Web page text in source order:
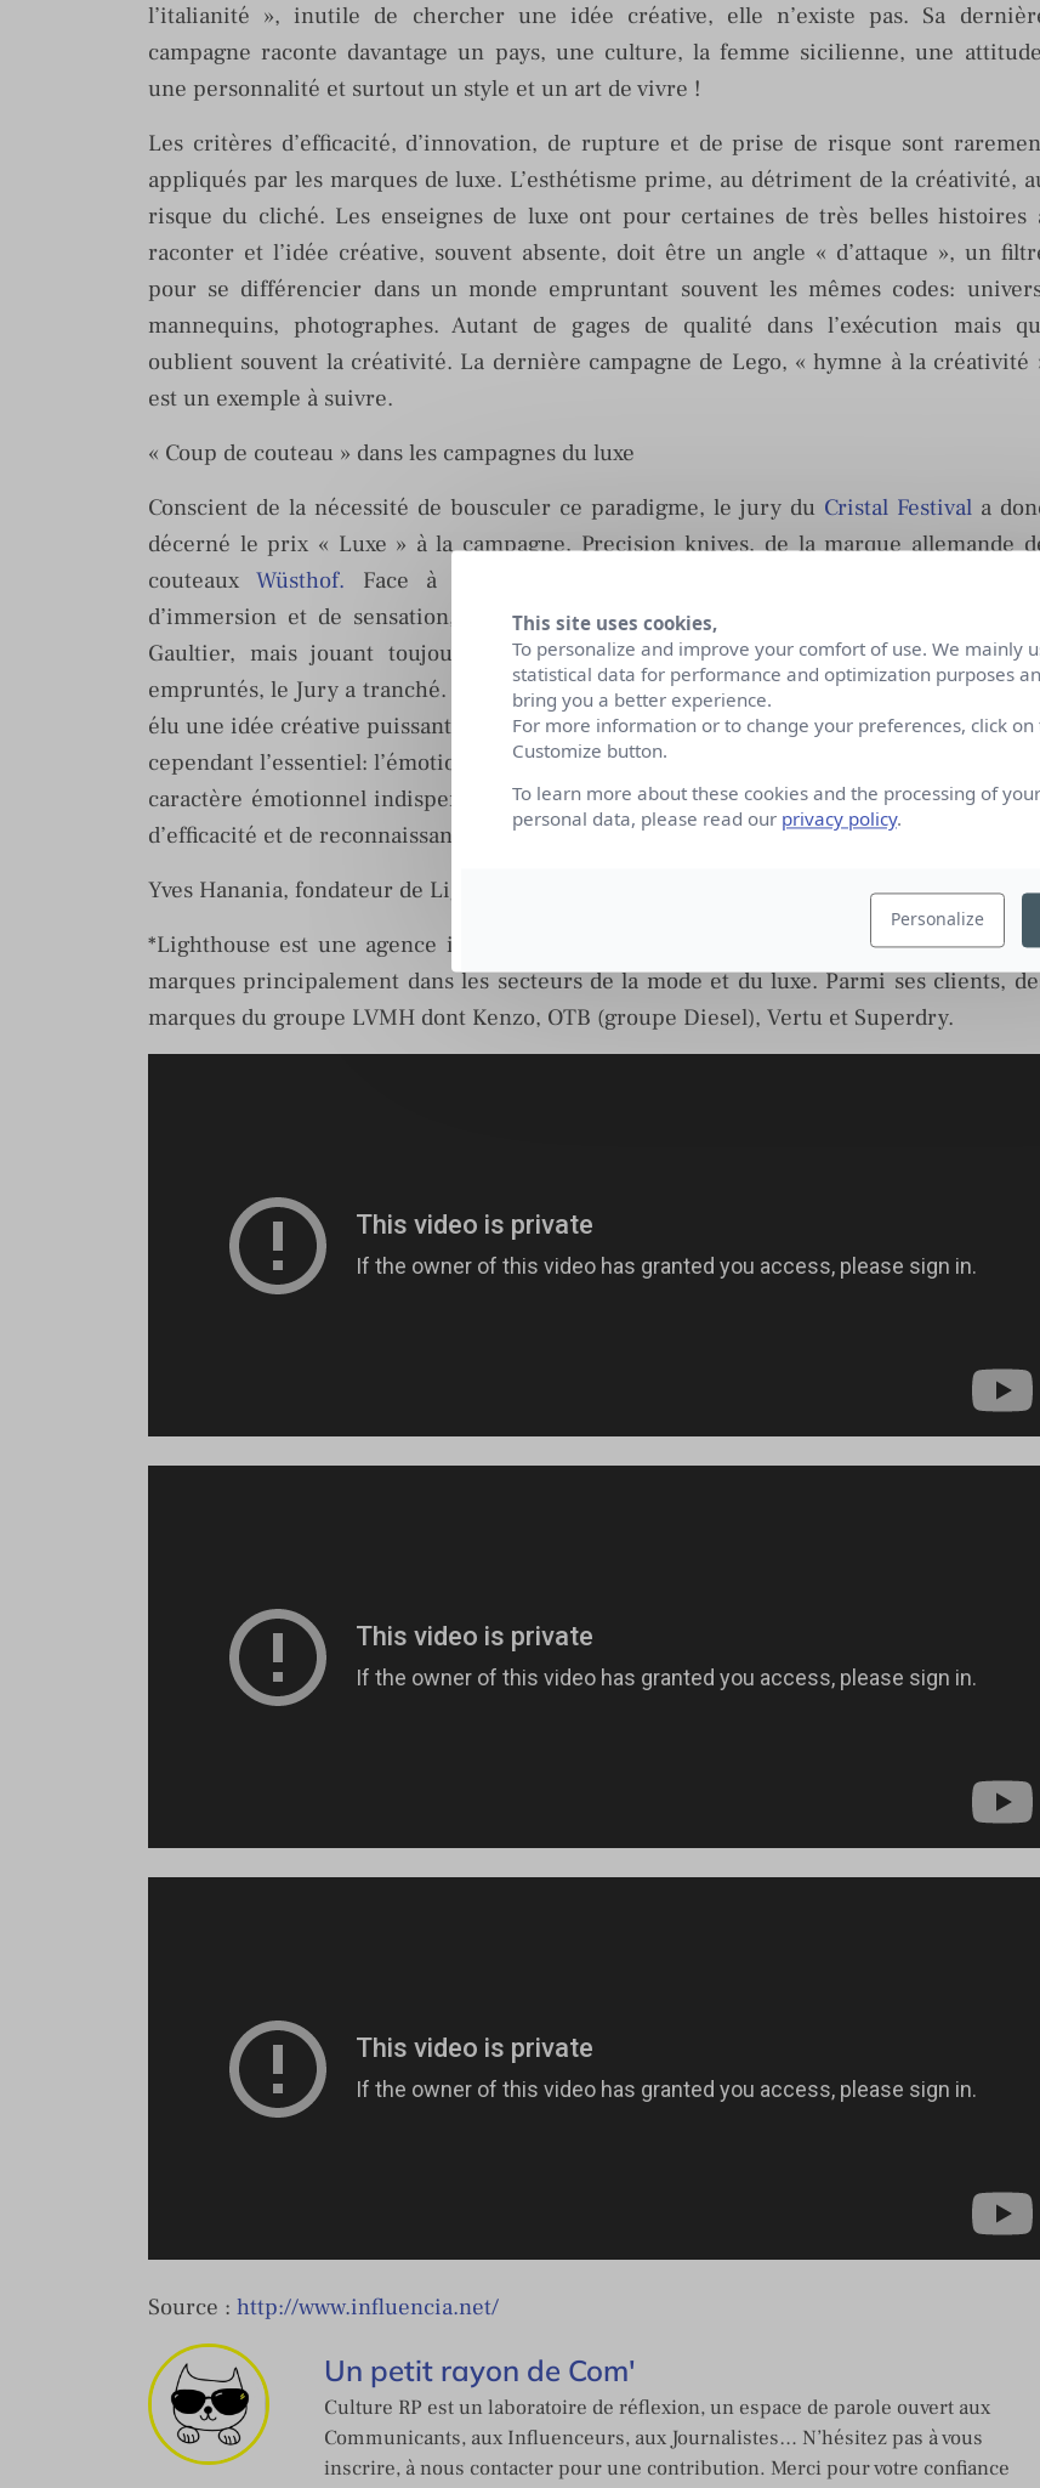
l’italianité », inutile de chercher une idée créative, elle n’existe pas. Sa
campagne raconte davantage un pays, une culture, la femme sicilienne, une
une personnalité et surtout un style et un art de vivre !
Les critères d’efficacité, d’innovation, de rupture et de prise de risque sont
appliqués par les marques de luxe. L’esthétisme prime, au détriment de la créativité,
risque du cliché. Les enseignes de luxe ont pour certaines de très belles histoires
raconter et l’idée créative, souvent absente, doit être un angle « d’attaque », un
pour se différencier dans un monde empruntant souvent les mêmes codes:
mannequins, photographes. Autant de gages de qualité dans l’exécution mais
oublient souvent la créativité. La dernière campagne de Lego, « hymne à la créativité
est un exemple à suivre.
« Coup de couteau » dans les campagnes du luxe
Conscient de la nécessité de bousculer ce paradigme, le jury du Cristal Festivala
décerné le prix « Luxe » à la campagne, Precision knives, de la marque allemande
couteauxWüsthof. Face à une sélection riche en réalisations impressionnantes
d’immersion et de sensation, dont mon coup de cœur
Gaultier, mais jouant toujours sur le même registre avec des codes trop
empruntés, le Jury a tranché. Il a opté pour l’audace de la simplicité et de l’efficacité, il
élu une idée créative puissante. Mais si le concept est indéniablement fort, il lui
cependant l’essentiel: l’émotion. C’est là que se situe certainement l’enjeu: réconcilier le
caractère émotionnel indispensable à une campagne « luxe », la créativité et la volonté
d’efficacité et de reconnaissance de la marque.
Yves Hanania, fondateur de Lighthouse
*Lighthouse est une agence indépendante spécialisée dans la stratégie et l’identité
marques principalement dans les secteurs de la mode et du luxe. Parmi ses clients,
marques du groupe LVMH dont Kenzo, OTB (groupe Diesel), Vertu et Superdry.
Source : http://www.influencia.net/
Un petit rayon de Com'
Culture RP est un laboratoire de réflexion, un espace de parole ouvert aux
Communicants, aux Influenceurs, aux Journalistes… N’hésitez pas à vous
inscrire, à nous contacter pour une contribution. Merci pour votre confiance
This site uses cookies,
To personalize and improve your comfort of use. We mainly
statistical data for performance and optimization purposes
bring you a better experience.
For more information or to change your preferences, click on
Customize button.
To learn more about these cookies and the processing of your
personal data, please read our privacy policy.
Personalize